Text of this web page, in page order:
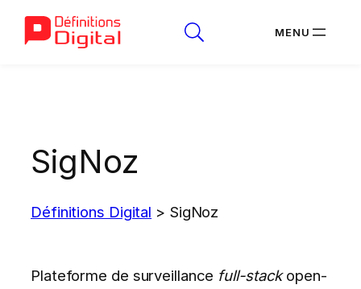
SigNoz
Définitions Digital > SigNoz
Plateforme de surveillance full-stackopen-